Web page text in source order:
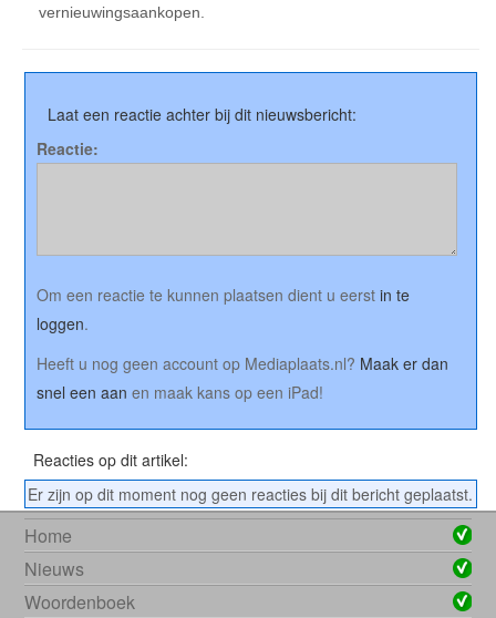
vernieuwingsaankopen.
Laat een reactie achter bij dit nieuwsbericht:
Reactie:
Om een reactie te kunnen plaatsen dient u eerst in te
loggen.
Heeft u nog geen account op Mediaplaats.nl? Maak er dan
snel een aan en maak kans op een iPad!
Reacties op dit artikel:
Er zijn op dit moment nog geen reacties bij dit bericht geplaatst.
Home
Nieuws
Woordenboek